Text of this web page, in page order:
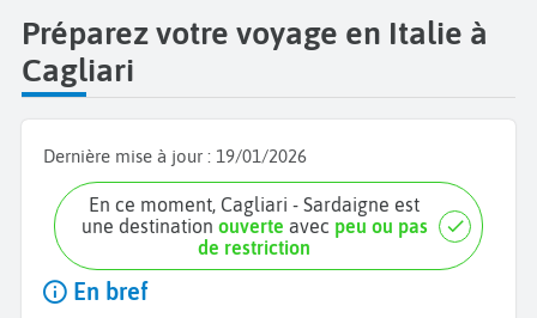
Préparez votre voyage en Italie à
Cagliari
Dernière mise à jour : 19/01/2026
En ce moment, Cagliari - Sardaigne est
une destination ouverte avec peu ou pas
de restriction
En bref